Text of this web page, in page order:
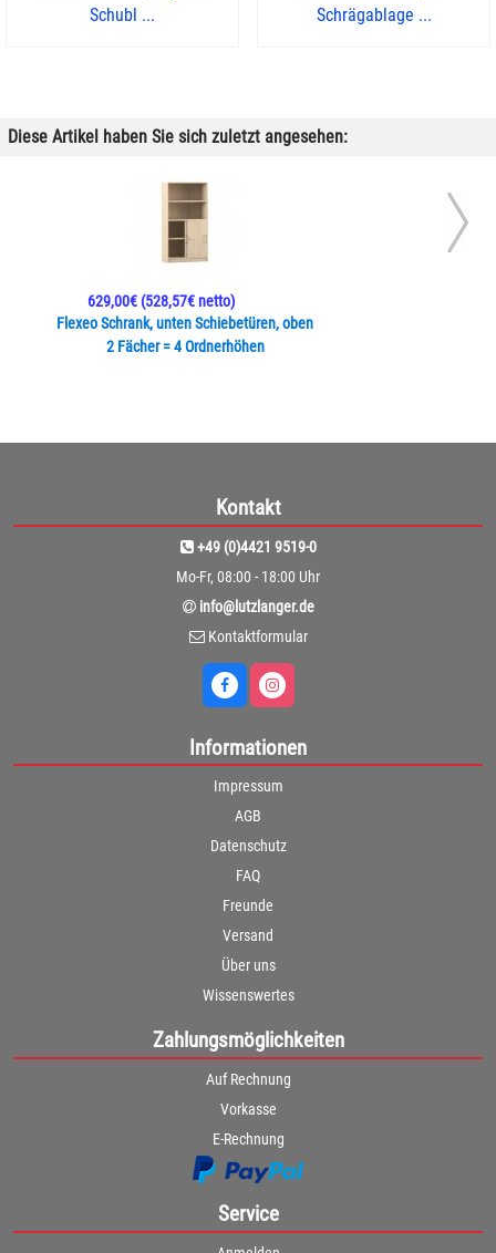
Schubl ...
Schrägablage ...
Diese Artikel haben Sie sich zuletzt angesehen:
Flexeo Schrank, unten Schiebetüren, oben
2 Fächer = 4 Ordnerhöhen
629,00€(528,57€ netto)
Kontakt
+49 (0)4421 9519-0
Mo-Fr, 08:00 - 18:00 Uhr
info@lutzlanger.de
Kontaktformular
Informationen
Impressum
AGB
Datenschutz
FAQ
Freunde
Versand
Über uns
Wissenswertes
Zahlungsmöglichkeiten
Auf Rechnung
Vorkasse
E-Rechnung
Service